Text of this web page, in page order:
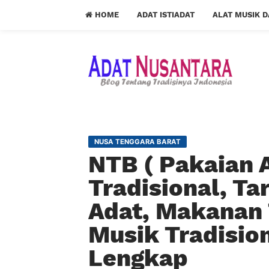
HOME ADAT ISTIADAT ALAT MUSIK
NUSA TENGGARA BARAT
NTB ( Pakaian
Tradisional,
Adat,
Musik
Lengkap